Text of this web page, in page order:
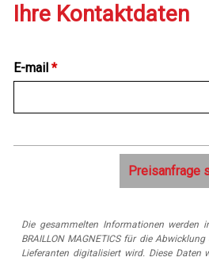
Ihre Kontaktdaten
E-mail *
Die gesammelten Informationen werden
BRAILLON MAGNETICS für die
Lieferanten digitalisiert wird. Diese Daten